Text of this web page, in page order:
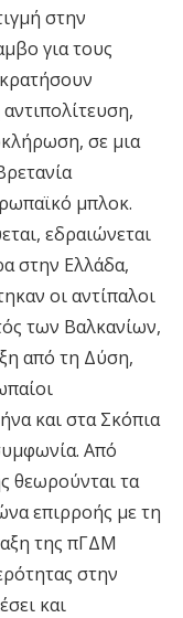
στην
για τους
σε μια
μπλοκ.
εδραιώνεται
στην Ελλάδα,
οι αντίπαλοι
των Βαλκανίων,
από τη Δύση,
και στα Σκόπια
Από
θεωρούνται τα
επιρροής με τη
της πΓΔΜ
στην
και